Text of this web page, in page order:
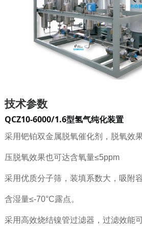
技术参数
QCZ10-6000/1.6型氢气纯化装置
采用钯铂双金属脱氧催化剂，脱氧效
压脱氧效果也可达含氧量≤5ppm
采用优质分子筛，装填系数大，吸附
含湿量≤-70°C露点。
采用高效烧结镍管过滤器，过滤效能